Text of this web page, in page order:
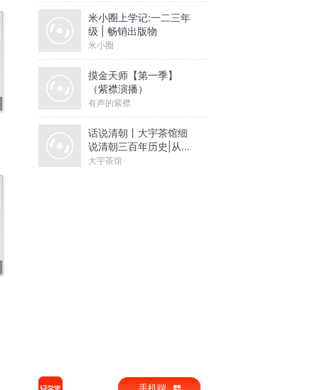
米小圈上学记:一二三年
级 | 畅销出版物
米小圈
摸金天师【第一季】
（紫襟演播）
有声的紫襟
话说清朝丨大宇茶馆细
说清朝三百年历史|从努
尔哈赤到末代皇帝溥仪|
大宇茶馆